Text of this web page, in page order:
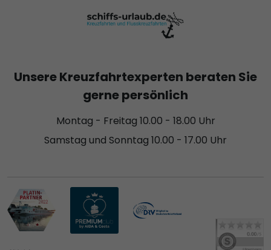
Unsere Kreuzfahrtexperten beraten Sie
gerne persönlich
Montag - Freitag 10.00 - 18.00 Uhr
Samstag und Sonntag 10.00 - 17.00 Uhr